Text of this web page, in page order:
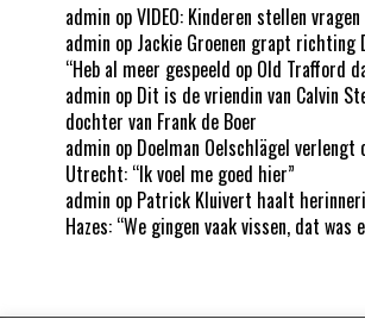
admin opVIDEO: Kinderen stellen
admin op Jackie Groenen grapt richting
“Heb al meer gespeeld op Old Trafford
admin op Dit is de vriendin van Calvin
dochter van Frank de Boer
admin op Doelman Oelschlägel verlengt
Utrecht: “Ik voel me goed hier”
admin op Patrick Kluivert haalt
Hazes: “We gingen vaak vissen, dat